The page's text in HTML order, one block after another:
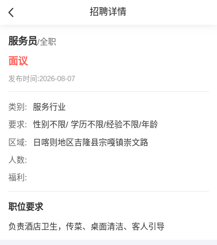
招聘详情
服务员/全职
面议
发布时间:2026-08-07
类别:
服务行业
要求:
性别不限/ 学历不限/经验不限/年龄
区域:
日喀则地区吉隆县宗嘎镇崇文路
人数:
福利:
职位要求
负责酒店卫生，传菜、桌面清洁、客人引导